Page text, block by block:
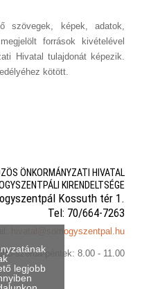
legjobb
szövegek, képek, adatok,
források kivételével
Hivatal tulajdonát képezik.
kötött.
ÖNKORMÁNYZATI HIVATAL
KIRENDELTSÉGE
Kossuth tér 1.
Tel: 70/664-7263
hivatal@somogyszentpal.hu
szerda-péntek: 8.00 - 11.00